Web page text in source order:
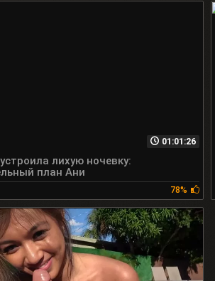
01:01:26
лихую ночевку:
план Ани
78%